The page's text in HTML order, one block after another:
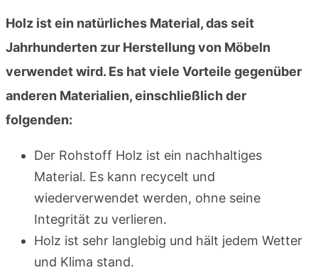
Holz ist ein natürliches Material, das seit
Jahrhunderten zur Herstellung von Möbeln
verwendet wird. Es hat viele Vorteile gegenüber
anderen Materialien, einschließlich der
folgenden:
Der Rohstoff Holz ist ein nachhaltiges
Material. Es kann recycelt und
wiederverwendet werden, ohne seine
Integrität zu verlieren.
Holz ist sehr langlebig und hält jedem Wetter
und Klima stand.